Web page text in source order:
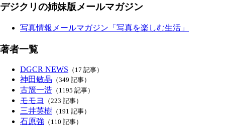
デジクリの姉妹版メールマガジン
写真情報メールマガジン「写真を楽しむ生活」
著者一覧
DGCR NEWS （17 記事）
神田敏晶 （349 記事）
古籏一浩 （1195 記事）
モモヨ （223 記事）
三井英樹 （191 記事）
石原強 （110 記事）